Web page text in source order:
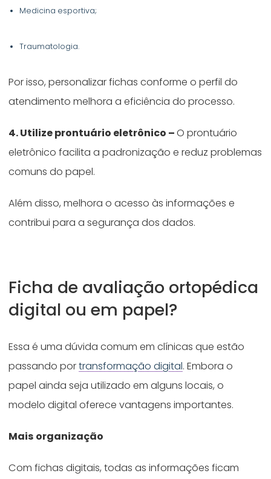
Medicina esportiva;
Traumatologia.
Por isso, personalizar fichas conforme o perfil do
atendimento melhora a eficiência do processo.
4. Utilize prontuário eletrônico –O prontuário
eletrônico facilita a padronização e reduz problemas
comuns do papel.
Além disso, melhora o acesso às informações e
contribui para a segurança dos dados.
Ficha de avaliação ortopédica
digital ou em papel?
Essa é uma dúvida comum em clínicas que estão
passando portransformação digital. Embora o
papel ainda seja utilizado em alguns locais, o
modelo digital oferece vantagens importantes.
Mais organização
Com fichas digitais, todas as informações ficam